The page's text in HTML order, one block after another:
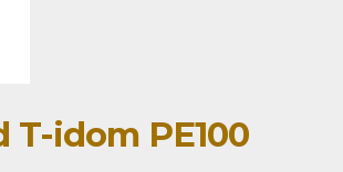
T-idom PE100